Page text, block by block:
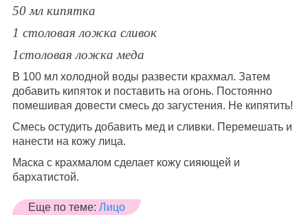
50 мл кипятка
1 столовая ложка сливок
1столовая ложка меда
В 100 мл холодной воды развести крахмал. Затем
добавить кипяток и поставить на огонь. Постоянно
помешивая довести смесь до загустения. Не кипятить!
Смесь остудить добавить мед и сливки. Перемешать и
нанести на кожу лица.
Маска с крахмалом сделает кожу сияющей и
бархатистой.
Еще по теме: Лицо